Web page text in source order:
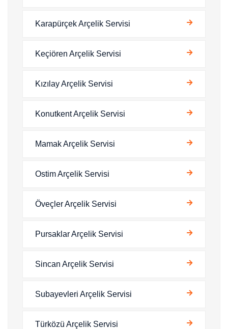
Karapürçek Arçelik Servisi
Keçiören Arçelik Servisi
Kızılay Arçelik Servisi
Konutkent Arçelik Servisi
Mamak Arçelik Servisi
Ostim Arçelik Servisi
Öveçler Arçelik Servisi
Pursaklar Arçelik Servisi
Sincan Arçelik Servisi
Subayevleri Arçelik Servisi
Türközü Arçelik Servisi